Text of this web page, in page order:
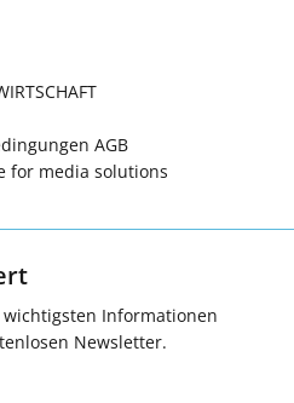
AGB
for media solutions
Informationen
Newsletter.